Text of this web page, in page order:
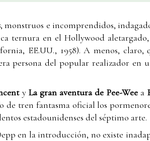
, monstruos e incomprendidos,
ternura en el Hollywood
EE.UU., 1958). A menos, claro,
persona del popular realizador en
y La gran aventura de Pee-Weea
de tren fantasma oficial los
estadounidenses del séptimo arte.
en la introducción, no existe